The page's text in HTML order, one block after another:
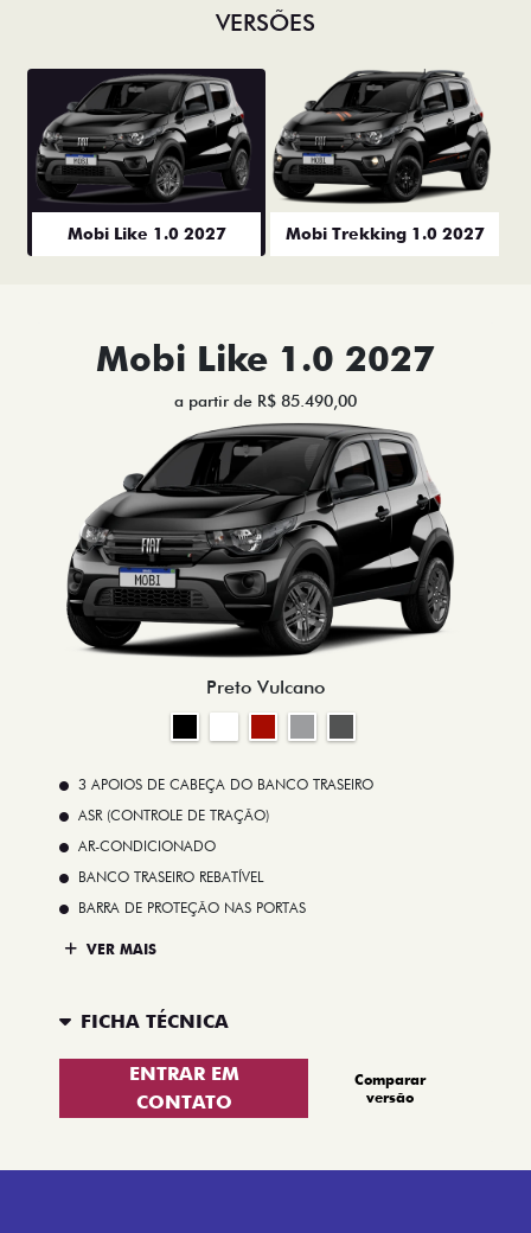
VERSÕES
Mobi Like 1.0 2027 Mobi Trekking 1.0 2027
Mobi Like 1.0 2027
a partir de R$ 85.490,00
Preto Vulcano
3 APOIOS DE CABEÇA DO BANCO TRASEIRO
ASR (CONTROLE DE TRAÇÃO)
AR-CONDICIONADO
BANCO TRASEIRO REBATÍVEL
BARRA DE PROTEÇÃO NAS PORTAS
VER MAIS
FICHA TÉCNICA
ENTRAR EM
CONTATO
Comparar
versão